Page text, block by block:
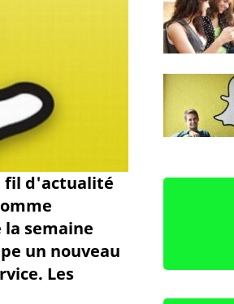
fil d'actualité
semaine
un nouveau
Les